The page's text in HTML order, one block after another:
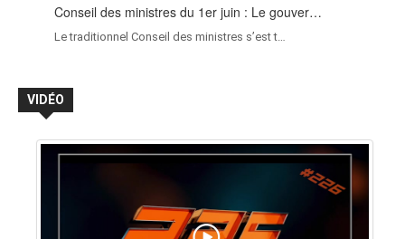
Conseil des ministres du 1er juin : Le gouver…
Le traditionnel Conseil des ministres s’est t…
VIDÉO